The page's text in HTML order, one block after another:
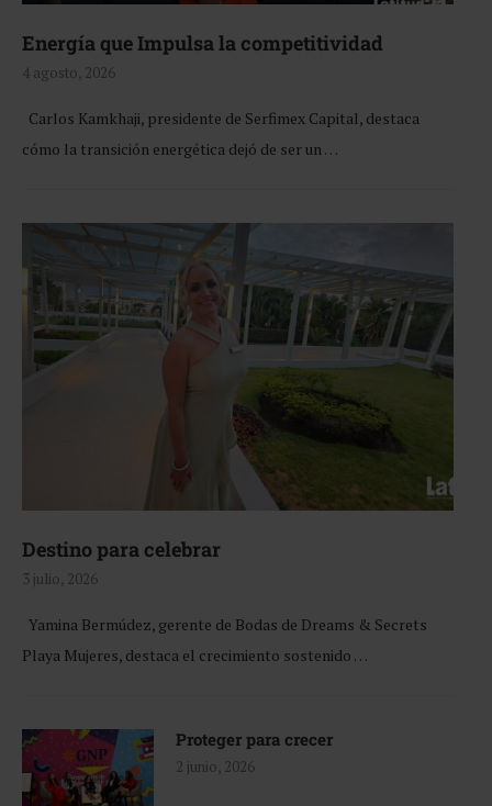
Energía que Impulsa la competitividad
4 agosto, 2026
Carlos Kamkhaji, presidente de Serfimex Capital, destaca
cómo la transición energética dejó de ser un …
Destino para celebrar
3 julio, 2026
Yamina Bermúdez, gerente de Bodas de Dreams & Secrets
Playa Mujeres, destaca el crecimiento sostenido …
Proteger para crecer
2 junio, 2026